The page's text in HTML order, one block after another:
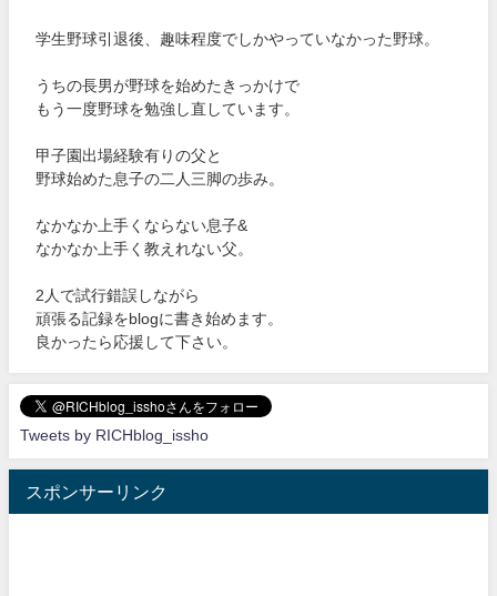
学生野球引退後、趣味程度でしかやっていなかった野球。
うちの長男が野球を始めたきっかけで
もう一度野球を勉強し直しています。
甲子園出場経験有りの父と
野球始めた息子の二人三脚の歩み。
なかなか上手くならない息子&
なかなか上手く教えれない父。
2人で試行錯誤しながら
頑張る記録をblogに書き始めます。
良かったら応援して下さい。
Tweets by RICHblog_issho
スポンサーリンク